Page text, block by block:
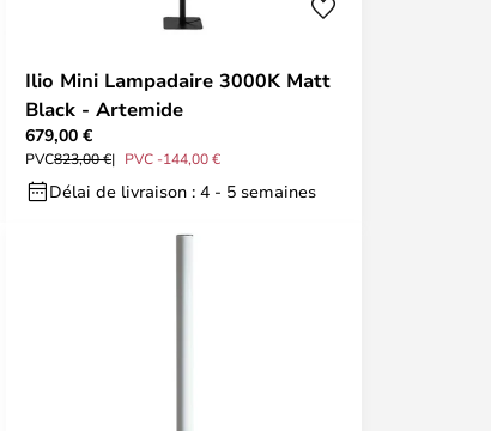
Ilio Mini Lampadaire 3000K Matt
Black - Artemide
679,00 €
PVC823,00 € PVC -144,00 €
Délai de livraison : 4 - 5 semaines